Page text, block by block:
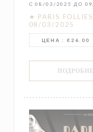
С 08/03/2025 ДО
★ PARIS
08/03/2025
ЦЕНА : €26.00